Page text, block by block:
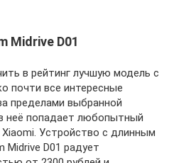
Midrive D01
в рейтинг лучшую модель с
почти все интересные
пределами выбранной
неё попадает любопытный
Устройство с длинным
Midrive D01 радует